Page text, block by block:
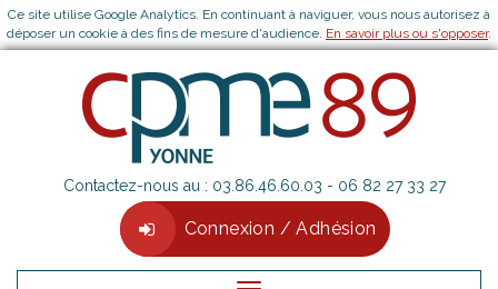
Ce site utilise Google Analytics. En continuant à naviguer, vous nous autorisez à
déposer un cookie à des fins de mesure d'audience. En savoir plus ou s'opposer.
Contactez-nous au : 03.86.46.60.03 - 06 82 27 33 27
Connexion / Adhésion